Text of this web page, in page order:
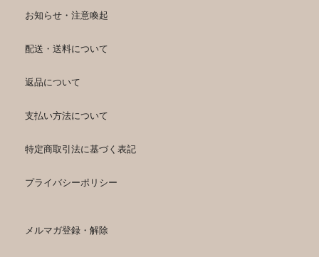
お知らせ・注意喚起
配送・送料について
返品について
支払い方法について
特定商取引法に基づく表記
プライバシーポリシー
メルマガ登録・解除